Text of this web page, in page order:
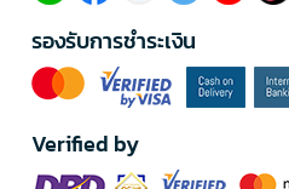
รองรับการชำระเงิน
Verified by